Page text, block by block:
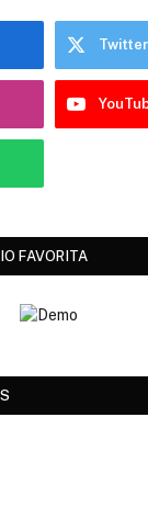
Twitter
FAVORITA